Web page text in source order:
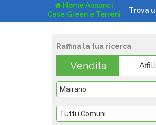
Home Annunci
Case Green e Terreni
Trova
Raffina la tua ricerca
Vendita